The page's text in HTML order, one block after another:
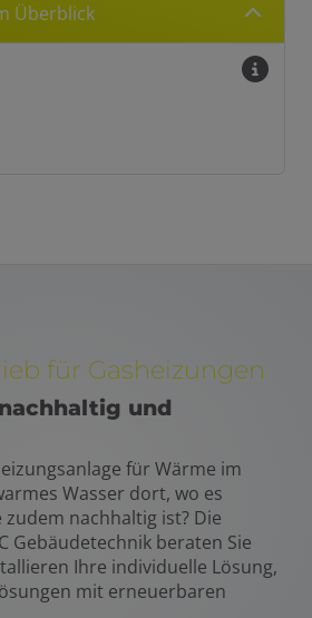
Überblick
für Gasheizungen
und
für Wärme im
Wasser dort, wo es
nachhaltig ist? Die
Gebäudetechnik beraten Sie
Ihre individuelle Lösung,
mit erneuerbaren